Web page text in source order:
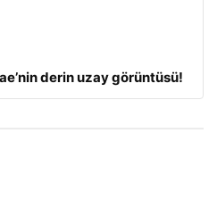
derin uzay görüntüsü!